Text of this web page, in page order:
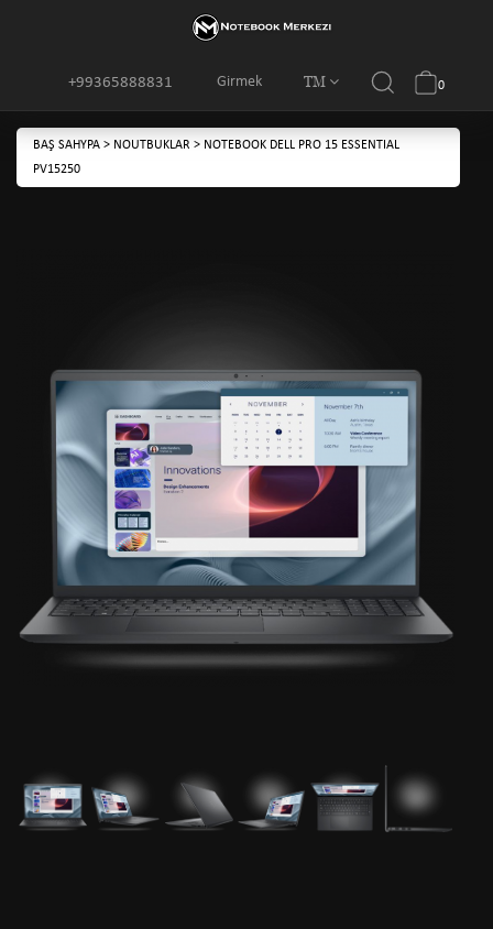
Girmek TM
+99365888831 0
BAŞ SAHYPA > NOUTBUKLAR > NOTEBOOK DELL PRO 15 ESSENTIAL
PV15250